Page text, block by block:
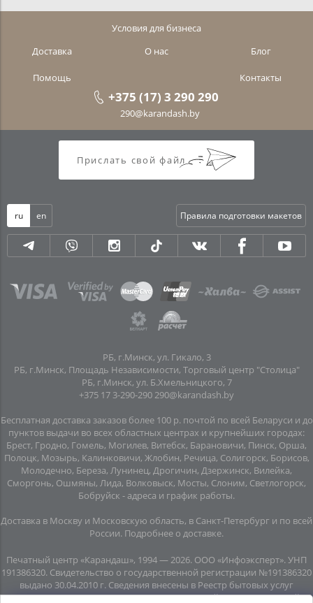
Условия для бизнеса
Доставка
О нас Блог
Помощь Контакты
+375 (17) 3 290 290
290@karandash.by
Прислать свой файл
ru en Правила подготовки макетов
РБ, г.Минск, ул. Гикало, 3
РБ, г.Минск, Площадь Независимости, Торговый центр "Столица"
РБ, г.Минск, ул. Б.Хмельницкого, 7
+375 17 3-290-290 290@karandash.by
Бесплатная доставка заказов более 100 р. почтой по всей Беларуси и до
пунктов выдачи во всех областных центрах и крупнейших городах:
Брест, Гродно, Гомель, Могилев, Витебск, Барановичи, Пинск, Орша,
Полоцк, Мозырь, Калинковичи, Жлобин, Речица, Солигорск, Борисов,
Молодечно, Береза, Лунинец, Дрогичин, Дзержинск, Вилейка,
Сморгонь, Ошмяны, Лида, Волковыск, Мосты, Слоним, Светлогорск,
Бобруйск - адреса и график работы.
Доставка в Москву и Московскую область, в Санкт-Петербург и по всей
Росcии. Подробнее о доставке.
Печатный центр «Карандаш», 1994 — 2026. ООО «Инфоэксперт». УНП
191386320. Свидетельство о государственной регистрации №191386320
выдано 30.04.2010 г. Сведения внесены в Реестр бытовых услуг
08.06.2015г. (свидетельство №20445). Почтовый адрес: подземный